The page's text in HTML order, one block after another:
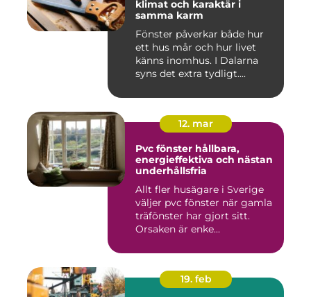
klimat och karaktär i
samma karm
Fönster påverkar både hur
ett hus mår och hur livet
känns inomhus. I Dalarna
syns det extra tydligt....
12. mar
Pvc fönster hållbara,
energieffektiva och nästan
underhållsfria
Allt fler husägare i Sverige
väljer pvc fönster när gamla
träfönster har gjort sitt.
Orsaken är enke...
19. feb